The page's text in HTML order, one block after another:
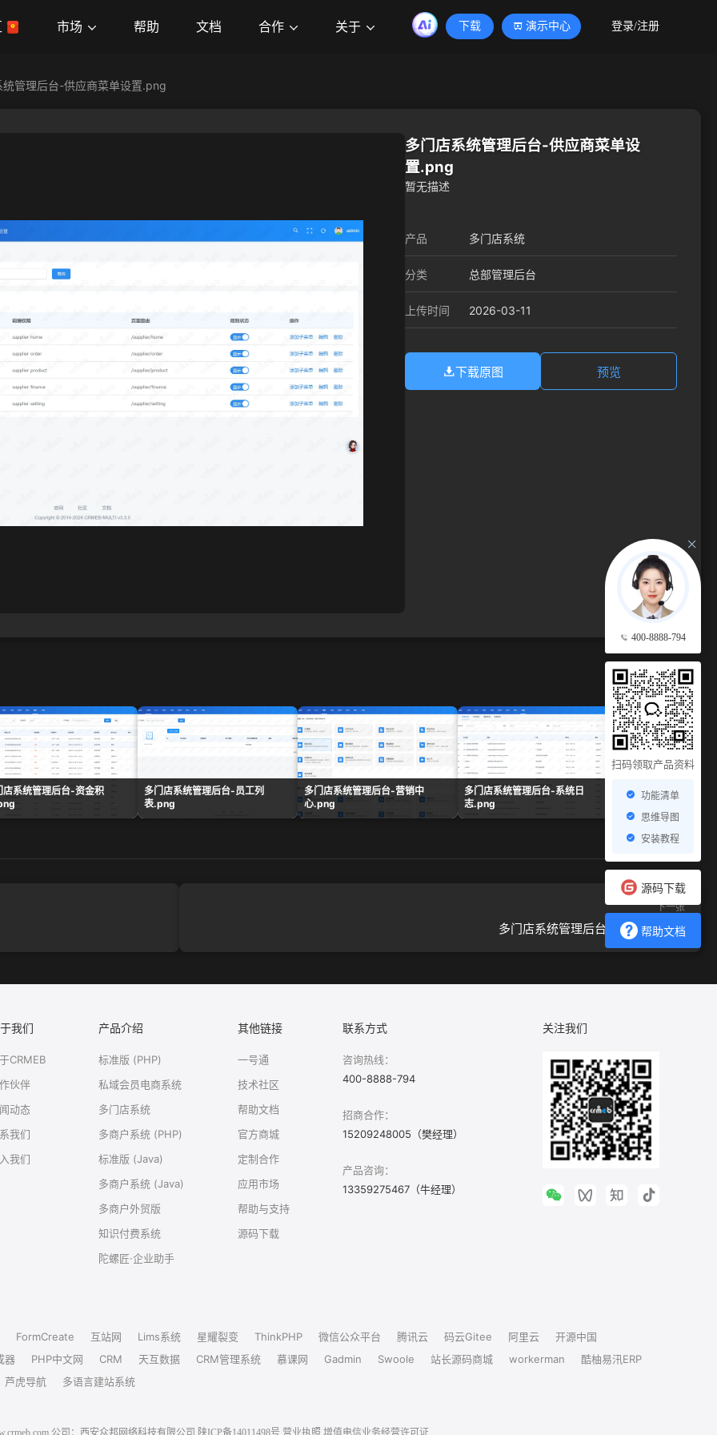
市场 帮助 文档 合作 关于 下载 演示中心 登录/注册
400-8888-794
扫码领取产品资料
功能清单
思维导图
安装教程
源码下载
帮助文档
统管理后台-供应商菜单设置.png
多门店系统管理后台-供应商菜单设
置.png
暂无描述
产品 多门店系统
分类 总部管理后台
上传时间 2026-03-11
下载原图 预览
查看更多 →
店系统管理后台-资金积
多门店系统管理后台-员工列
表.png
多门店系统管理后台-营销中
心.png
多门店系统管理后台-系统日
志.png
多门店系统管理后台
表.png
下一张
多门店系统管理后台-商业授权.png
我们
CRMEB
伙伴
动态
我们
我们
产品介绍
标准版 (PHP)
私域会员电商系统
多门店系统
多商户系统 (PHP)
标准版 (Java)
多商户系统 (Java)
多商户外贸版
知识付费系统
陀螺匠·企业助手
其他链接
一号通
技术社区
帮助文档
官方商城
定制合作
应用市场
帮助与支持
源码下载
联系方式
咨询热线：
400-8888-794
招商合作：
15209248005（樊经理）
产品咨询：
13359275467（牛经理）
关注我们
FormCreate 互站网 Lims系统 星耀裂变 ThinkPHP 微信公众平台 腾讯云 码云Gitee 阿里云
开源中国
器
PHP中文网 CRM 天互数据 CRM管理系统 慕课网 Gadmin Swoole 站长源码商城 workerman
酷柚易汛ERP
芦虎导航
多语言建站系统
公司：西安众邦网络科技有限公司 陕ICP备14011498号 营业执照 增值电信业务经营许可证